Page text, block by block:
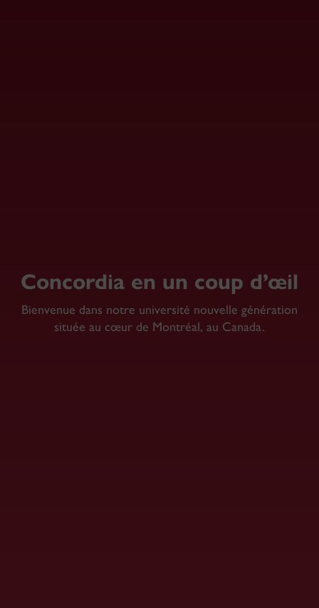
Concordia en un coup d’œil
Bienvenue dans notre université nouvelle génération
située au cœur de Montréal, au Canada.